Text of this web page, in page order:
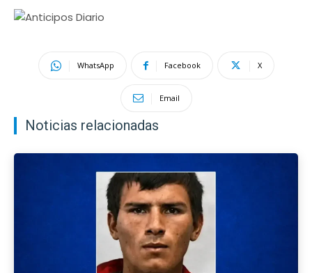
WhatsApp Facebook X
Email
Noticias relacionadas